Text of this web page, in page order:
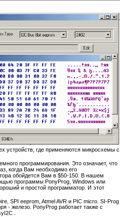
устройств, где применяются микросхемы с
программирования. Это означает, что
когда Вам необходимо его
обойдется Вам в $50-150. В нашем
программы PonyProg, Windows или
и простой программатор. И этот
SPI eeprom, Atmel AVR и PIC micro. SI-Prog
- железо. PonyProg работает также с
.